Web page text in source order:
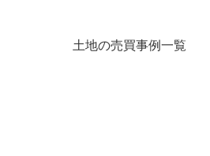
土地の売買事例一覧